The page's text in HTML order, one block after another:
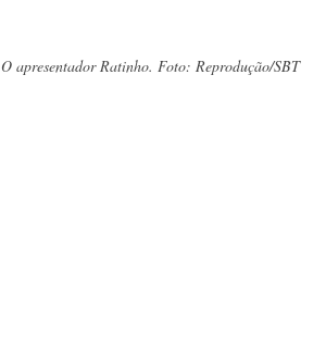
O apresentador Ratinho. Foto: Reprodução/SBT